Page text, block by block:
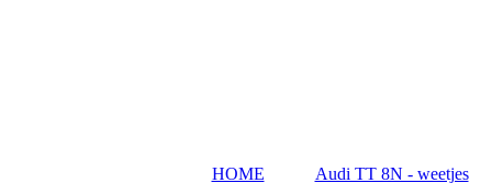
HOME Audi TT 8N - weetjes